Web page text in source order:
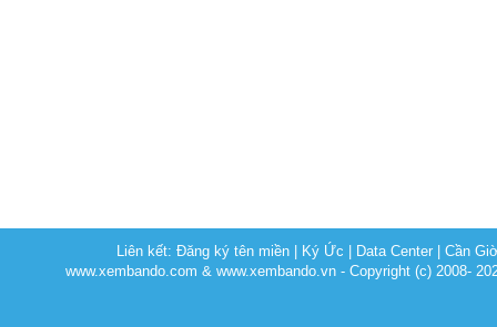
Liên kết:Đăng ký tên miền Ký Ức Data Center |Cần
www.xembando.com & www.xembando.vn - Copyright (c) 2008-